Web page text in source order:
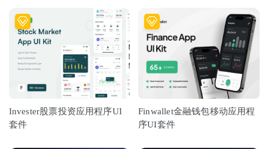
Invester股票投资应用程序UI
套件
Finwallet金融钱包移动应用程
序UI套件